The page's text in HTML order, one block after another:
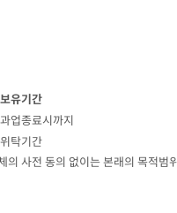
보유기간
과업종료시까지
위탁기간
사전 동의 없이는 본래의 목적범